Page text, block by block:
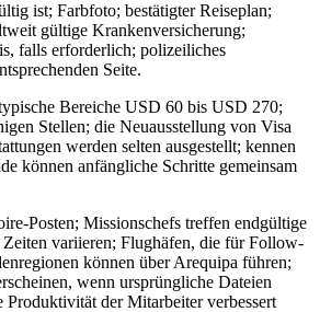
ist; Farbfoto; bestätigter Reiseplan;
gültige Krankenversicherung;
falls erforderlich; polizeiliches
Seite.
Bereiche USD 60 bis USD 270;
Stellen; die Neuausstellung von Visa
werden selten ausgestellt; kennen
können anfängliche Schritte gemeinsam
Posten; Missionschefs treffen endgültige
variieren; Flughäfen, die für Follow-
können über Arequipa führen;
wenn ursprüngliche Dateien
der Mitarbeiter verbessert